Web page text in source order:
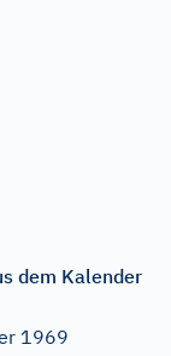
dem Kalender
1969